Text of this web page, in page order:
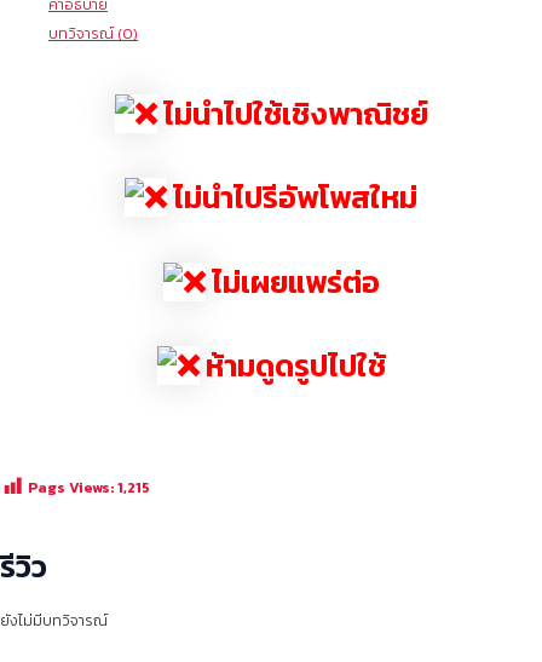
คำอธิบาย
บทวิจารณ์ (0)
ไม่นำไปใช้เชิงพาณิชย์
ไม่นำไปรีอัพโพสใหม่
ไม่เผยแพร่ต่อ
ห้ามดูดรูปไปใช้
Pags Views:1,215
รีวิว
ยังไม่มีบทวิจารณ์